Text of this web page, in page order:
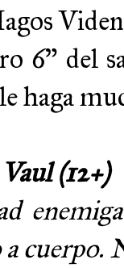
6" del
haga
(12+)
cuerpo.